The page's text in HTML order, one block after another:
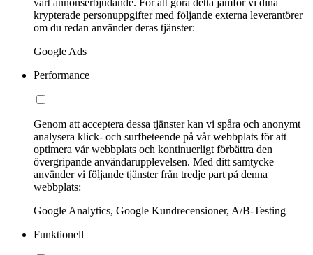
krypterade personuppgifter med följande externa leverantörer
om du redan använder deras tjänster:
Google Ads
Performance
Genom att acceptera dessa tjänster kan vi spåra och anonymt
analysera klick- och surfbeteende på vår webbplats för att
optimera vår webbplats och kontinuerligt förbättra den
övergripande användarupplevelsen. Med ditt samtycke
använder vi följande tjänster från tredje part på denna
webbplats:
Google Analytics, Google Kundrecensioner, A/B-Testing
Funktionell